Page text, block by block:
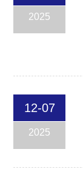
2025
12-07
2025